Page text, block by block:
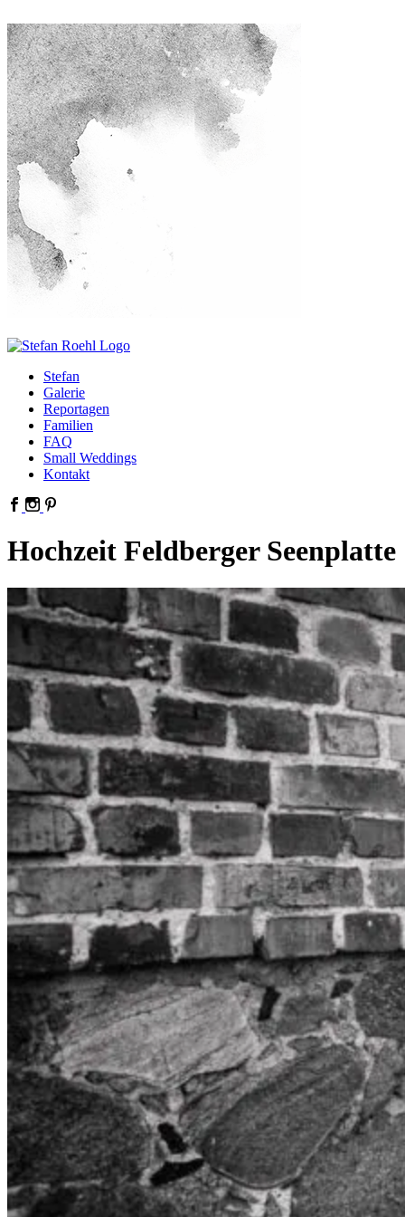
Stefan
Galerie
Reportagen
Familien
FAQ
Small Weddings
Kontakt
Hochzeit Feldberger Seenplatte